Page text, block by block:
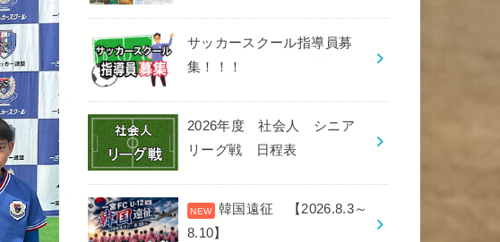
サッカースクール指導員募
集！！！
2026年度 社会人 シニア
リーグ戦 日程表
韓国遠征 【2026.8.3～
8.10】